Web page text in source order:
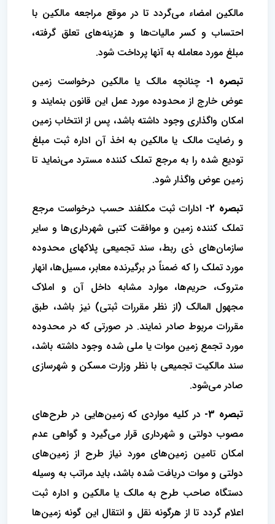
مالکین امضاء می‌گردد تا در موقع مراجعه مالکین با
احتساب و کسر مالیات‌ها و هزینه‌های تعلق گرفته،
مبلغ مورد معامله به آنها پرداخت شود.
تبصره 1-
چنانچه مالک یا مالکین درخواست زمین
عوض خارج از محدوده مورد عمل این قانون بنمایند و
امکان واگذاری وجود داشته باشد، پس از انتخاب زمین
و رضایت مالک یا مالکین به اخذ آن اداره ثبت مبلغ
تودیع شده را به مرجع تملک کننده مسترد می‌نماید تا
زمین عوض واگذار شود.
تبصره 2-
ادارات ثبت مکلفند حسب درخواست مرجع
تملک کننده زمین و موافقت کتبی شهرداری‌ها و سایر
سازمان‌های ذی ربط، سند تجمیعی پلاکهای محدوده
مورد تملک را که ضمناً در برگیرنده معابر، مسیل‌ها، انهار
متروک، حریم‌ها، موارد مشابه داخل آن و املاک
مجهول المالک (از نظر مقررات ثبتی) نیز باشد، طبق
مقررات مربوط صادر نمایند. در صورتی که در محدوده
مورد تجمع زمین موات یا ملی شده وجود داشته باشد،
سند مالکیت تجمیعی با نظر وزارت مسکن و شهرسازی
صادر می‌شود.
تبصره 3-
در کلیه مواردی که زمین‌هایی در طرح‌های
مصوب دولتی و شهرداری قرار می‌گیرد و گواهی عدم
امکان تامین زمین‌های مورد نیاز طرح از زمین‌های
دولتی و موات دریافت شده باشد، باید مراتب به وسیله
دستگاه صاحب طرح به مالک یا مالکین و اداره ثبت
اعلام گردد تا از هرگونه نقل و انتقال این گونه زمین‌ها